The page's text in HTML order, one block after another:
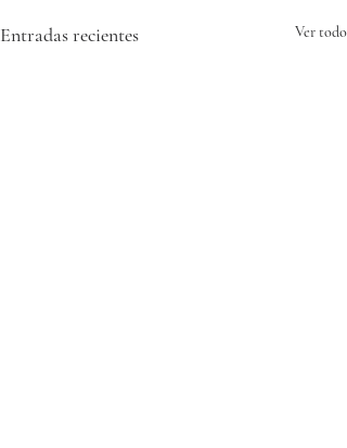
Entradas recientes Ver todo